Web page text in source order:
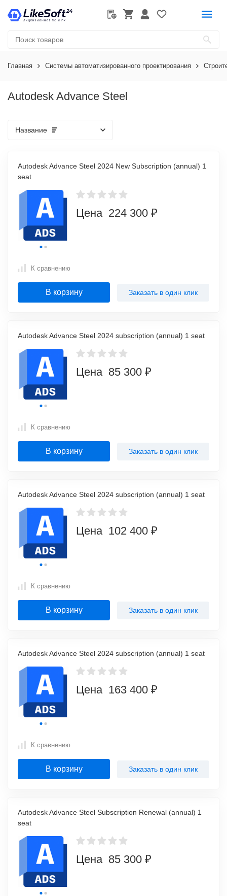
Главная Системы автоматизированного проектирования
Autodesk Advance Steel
Название
Autodesk Advance Steel 2024 New Subscription (annual) 1
seat
Цена 224 300 ₽
К сравнению
В корзину Заказать в один клик
Autodesk Advance Steel 2024 subscription (annual) 1 seat
Цена 85 300 ₽
К сравнению
В корзину Заказать в один клик
Autodesk Advance Steel 2024 subscription (annual) 1 seat
Цена 102 400 ₽
К сравнению
В корзину Заказать в один клик
Autodesk Advance Steel 2024 subscription (annual) 1 seat
Цена 163 400 ₽
К сравнению
В корзину Заказать в один клик
Autodesk Advance Steel Subscription Renewal (annual) 1
seat
Цена 85 300 ₽